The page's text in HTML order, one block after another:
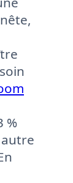
%